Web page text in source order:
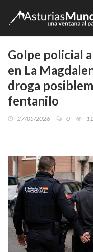
Golpe policial
en La
droga
fentanilo
27/05/2026 0